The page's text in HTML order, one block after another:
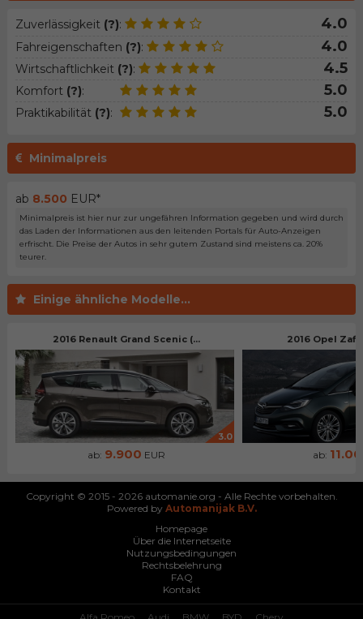
Zuverlässigkeit (?): 4.0
Fahreigenschaften (?): 4.0
Wirtschaftlichkeit (?): 4.5
Komfort (?): 5.0
Praktikabilität (?): 5.0
Minimalpreis
ab 8.500 EUR*
Minimalpreis ist hier nur zur ungefähren Information gegeben und wird durch
das Laden der Informationen aus den leitenden Portals für Auto-Anzeigen
erfrischt. Die Preise der Autos in sehr gutem Zustand sind meistens ca. 20%
teurer.
Einige ähnliche Modelle...
2016 Renault Grand Scenic (...
3.0
ab: 9.900 EUR
2016 Opel
ab:
Copyright © 2015 - 2026 automanie.org - Alle Rechte vorbehalten.
Powered by Automanijak B.V.
Homepage
Über die Internetseite
Nutzungsbedingungen
Rechtsbelehrung
FAQ
Kontakt